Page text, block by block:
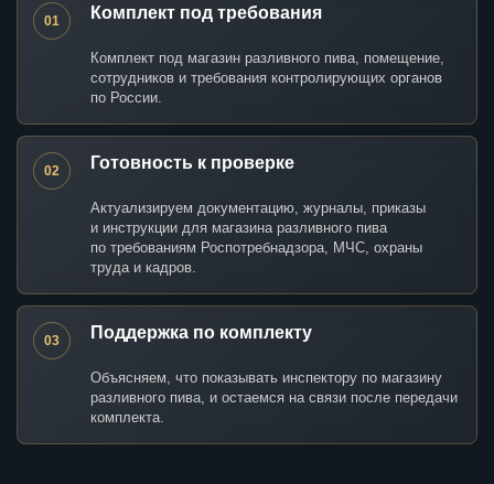
01 Комплект под требования
Комплект под магазин разливного пива, помещение,
сотрудников и требования контролирующих органов
по России.
02 Готовность к проверке
Актуализируем документацию, журналы, приказы
и инструкции для магазина разливного пива
по требованиям Роспотребнадзора, МЧС, охраны
труда и кадров.
03 Поддержка по комплекту
Объясняем, что показывать инспектору по магазину
разливного пива, и остаемся на связи после передачи
комплекта.